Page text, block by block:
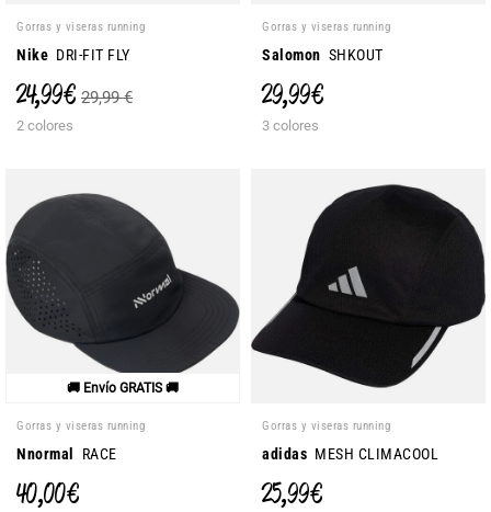
Gorras y viseras running
Nike DRI-FIT FLY
24,99 € 29,99 €
2 colores
Gorras y viseras running
Salomon SHKOUT
29,99 €
3 colores
🚚 Envío GRATIS 🚚
Gorras y viseras running
Nnormal RACE
40,00 €
Gorras y viseras running
adidas MESH CLIMACOOL
25,99 €